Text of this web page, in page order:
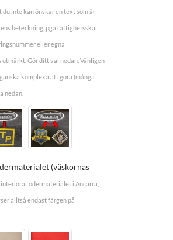
du inte kan önskar en text som är
beteckning, pga rättighetsskäl.
eller egna
Gör ditt val nedan. Vänligen
komplexa att göra (många
nedan.
(väskornas
fodermaterialet i Ancarra,
alltså endast färgen på